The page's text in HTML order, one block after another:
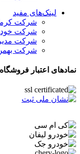
لینک‌های مفید
شرکت
شرکت
شرکت
شرکت
نمادهای اعتبار فروشگاه